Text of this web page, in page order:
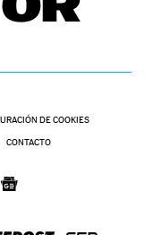
DE COOKIES
CONTACTO